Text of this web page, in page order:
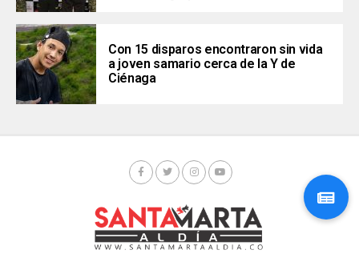
Con 15 disparos encontraron sin vida
a joven samario cerca de la Y de
Ciénaga